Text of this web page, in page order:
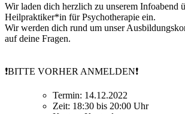
Wir laden dich herzlich zu unserem Infoabend
Heilpraktiker*in für Psychotherapie ein.
Wir werden dich rund um unser
auf deine Fragen.
❗BITTE VORHER ANMELDEN❗
Termin: 14.12.2022
Zeit: 18:30 bis 20:00 Uhr